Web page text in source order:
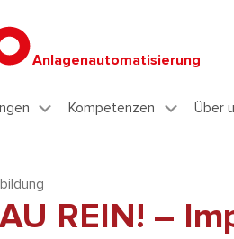
Anlagenautomatisierung
Kompetenzen Über
REIN! –